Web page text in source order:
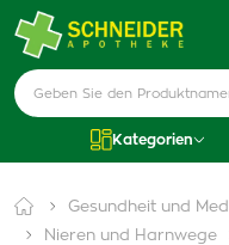
Kategorien
Gesundheit und
Nieren und Harnwege